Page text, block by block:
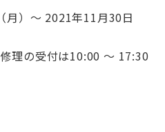
）〜 2021年11月30日
の受付は10:00 〜 17:30